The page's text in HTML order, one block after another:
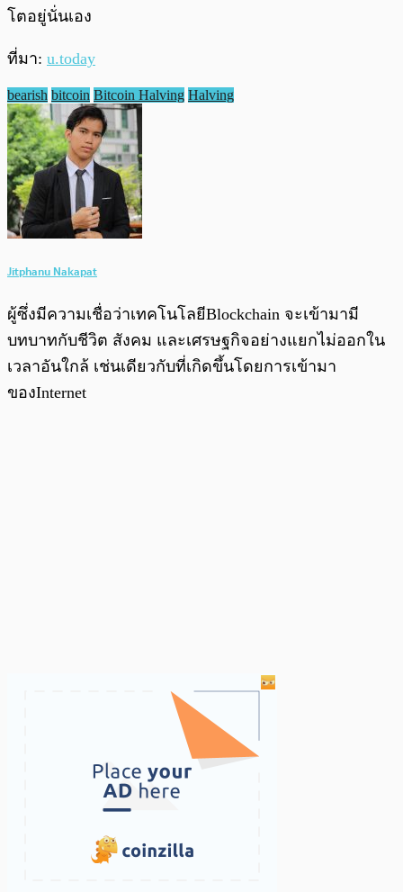
โตอยู่นั่นเอง
ที่มา: u.today
bearish bitcoin Bitcoin Halving Halving
Jitphanu Nakapat
ผู้ซึ่งมีความเชื่อว่าเทคโนโลยีBlockchain จะเข้ามามี
บทบาทกับชีวิต สังคม และเศรษฐกิจอย่างแยกไม่ออกใน
เวลาอันใกล้ เช่นเดียวกับที่เกิดขึ้นโดยการเข้ามา
ของInternet